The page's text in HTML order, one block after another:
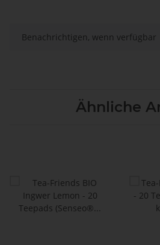
Benachrichtigen, wenn verfügbar
Ähnliche